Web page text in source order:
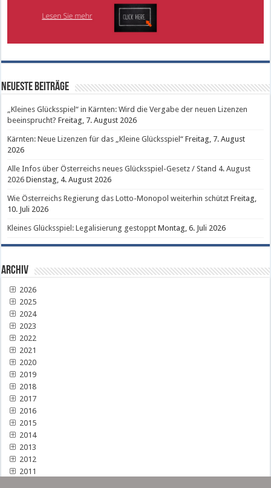
Neueste Beiträge
„Kleines Glücksspiel“ in Kärnten: Wird die Vergabe der neuen Lizenzen
beeinsprucht? Freitag, 7. August 2026
Kärnten: Neue Lizenzen für das „Kleine Glücksspiel“ Freitag, 7. August
2026
Alle Infos über Österreichs neues Glücksspiel-Gesetz / Stand 4. August
2026 Dienstag, 4. August 2026
Wie Österreichs Regierung das Lotto-Monopol weiterhin schützt Freitag,
10. Juli 2026
Kleines Glücksspiel: Legalisierung gestoppt Montag, 6. Juli 2026
Archiv
2026
2025
2024
2023
2022
2021
2020
2019
2018
2017
2016
2015
2014
2013
2012
2011